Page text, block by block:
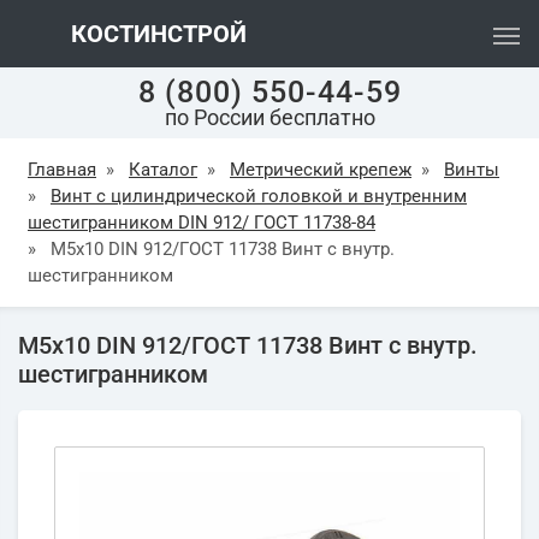
КОСТИНСТРОЙ
8 (800) 550-44-59
по России бесплатно
Главная » Каталог » Метрический крепеж »
Винты
»
Винт с цилиндрической головкой и внутренним
шестигранником DIN 912/ ГОСТ 11738-84
»
М5х10 DIN 912/ГОСТ 11738 Винт с внутр.
шестигранником
М5х10 DIN 912/ГОСТ 11738 Винт с внутр.
шестигранником